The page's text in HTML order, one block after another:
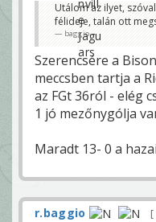
Utálom az ilyet,
félideje, talán ott
baggio
Szerencsére a
meccsben tartja a
az FGt 36ról - elég
1 jó mezőnygólja
Maradt 13- 0 a
r.baggio